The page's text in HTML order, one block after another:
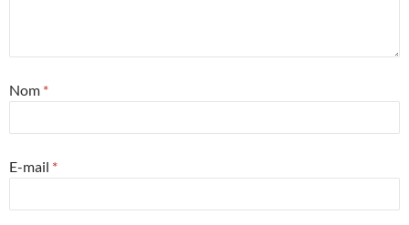
Nom *
E-mail *